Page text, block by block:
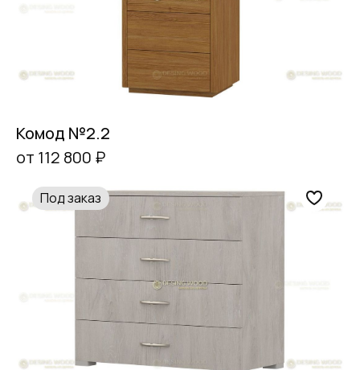
Комод №2.2
от 112 800 ₽
Под заказ